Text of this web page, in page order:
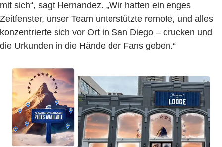
mit sich“, sagt Hernandez. „Wir hatten ein enges
Zeitfenster, unser Team unterstützte remote, und alles
konzentrierte sich vor Ort in San Diego – drucken und
die Urkunden in die Hände der Fans geben.“